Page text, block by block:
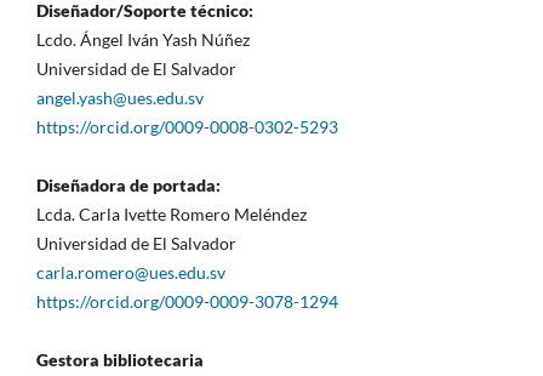
Diseñador/Soporte técnico:
Lcdo. Ángel Iván Yash Núñez
Universidad de El Salvador
angel.yash@ues.edu.sv
https://orcid.org/0009-0008-0302-5293
Diseñadora de portada:
Lcda. Carla Ivette Romero Meléndez
Universidad de El Salvador
carla.romero@ues.edu.sv
https://orcid.org/0009-0009-3078-1294
Gestora bibliotecaria